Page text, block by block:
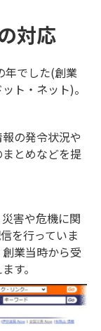
表現について解
対応
年でした(創業
ト・ネット)。
の発令状況や
とめなどを提
害や危機に関
を行っていま
業当時から受
す。